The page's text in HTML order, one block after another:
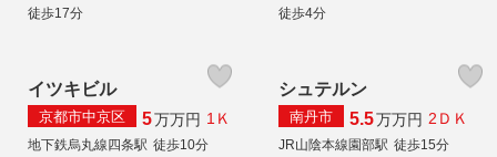
徒歩17分
徒歩4分
イツキビル
京都市中京区 5万万円 1Ｋ
地下鉄烏丸線四条駅 徒歩10分
シュテルン
南丹市 5.5万万円 2ＤＫ
JR山陰本線園部駅 徒歩15分